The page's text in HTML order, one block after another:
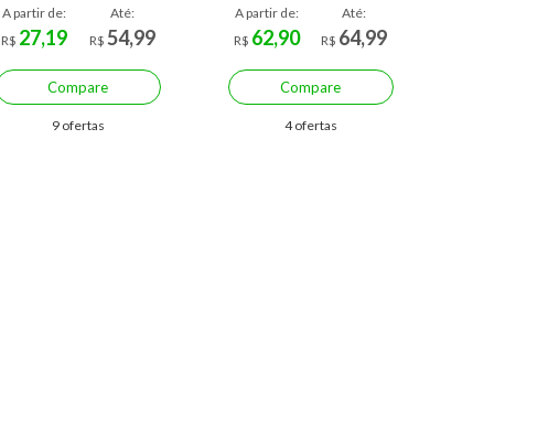
A partir de:
R$ 27,19
Até:
R$ 54,99
Compare
9 ofertas
A partir de:
R$ 62,90
Até:
R$ 64,99
Compare
4 ofertas